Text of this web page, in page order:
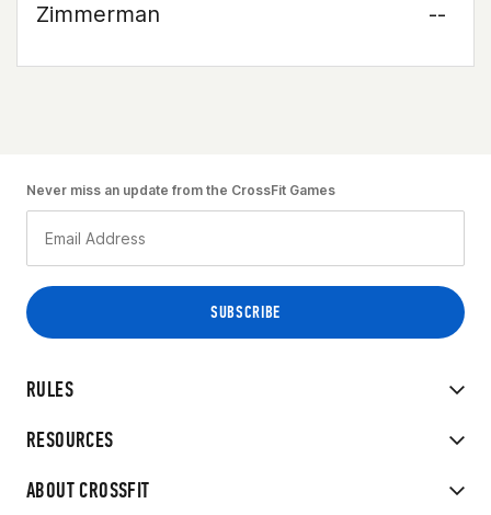
Zimmerman
--
RULES
RESOURCES
ABOUT CROSSFIT
Never miss an update from the CrossFit Games